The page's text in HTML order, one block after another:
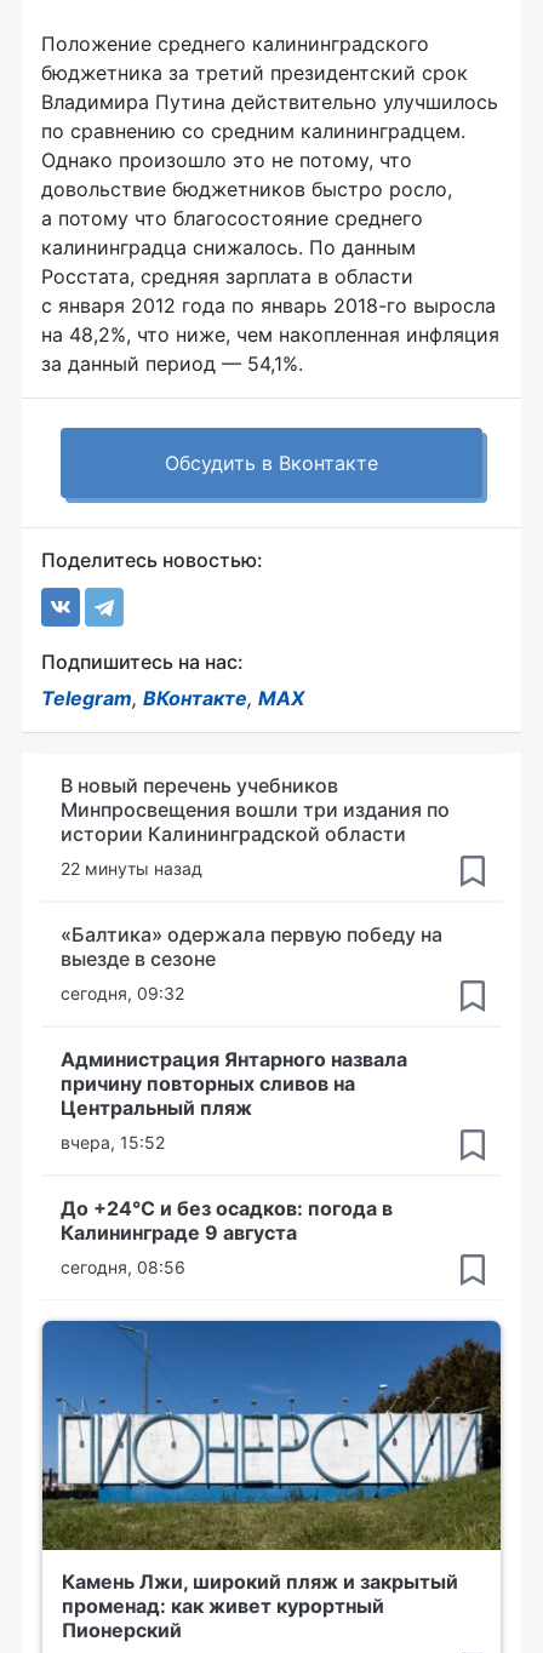
Положение среднего калининградского
бюджетника за третий президентский срок
Владимира Путина действительно улучшилось
по сравнению со средним калининградцем.
Однако произошло это не потому, что
довольствие бюджетников быстро росло,
а потому что благосостояние среднего
калининградца снижалось. По данным
Росстата, средняя зарплата в области
с января 2012 года по январь 2018-го выросла
на 48,2%, что ниже, чем накопленная инфляция
за данный период — 54,1%.
Обсудить в Вконтакте
Поделитесь новостью:
Подпишитесь на нас:
Telegram, ВКонтакте, MAX
В новый перечень учебников
Минпросвещения вошли три издания по
истории Калининградской области
22 минуты назад
«Балтика» одержала первую победу на
выезде в сезоне
сегодня, 09:32
Администрация Янтарного назвала
причину повторных сливов на
Центральный пляж
вчера, 15:52
До +24°С и без осадков: погода в
Калининграде 9 августа
сегодня, 08:56
Камень Лжи, широкий пляж и закрытый
променад: как живет курортный
Пионерский